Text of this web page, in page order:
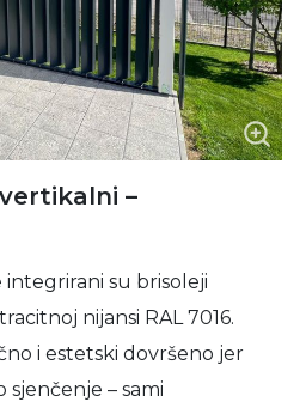
–
integrirani su brisoleji
nijansi RAL 7016.
i estetski dovršeno jer
– sami